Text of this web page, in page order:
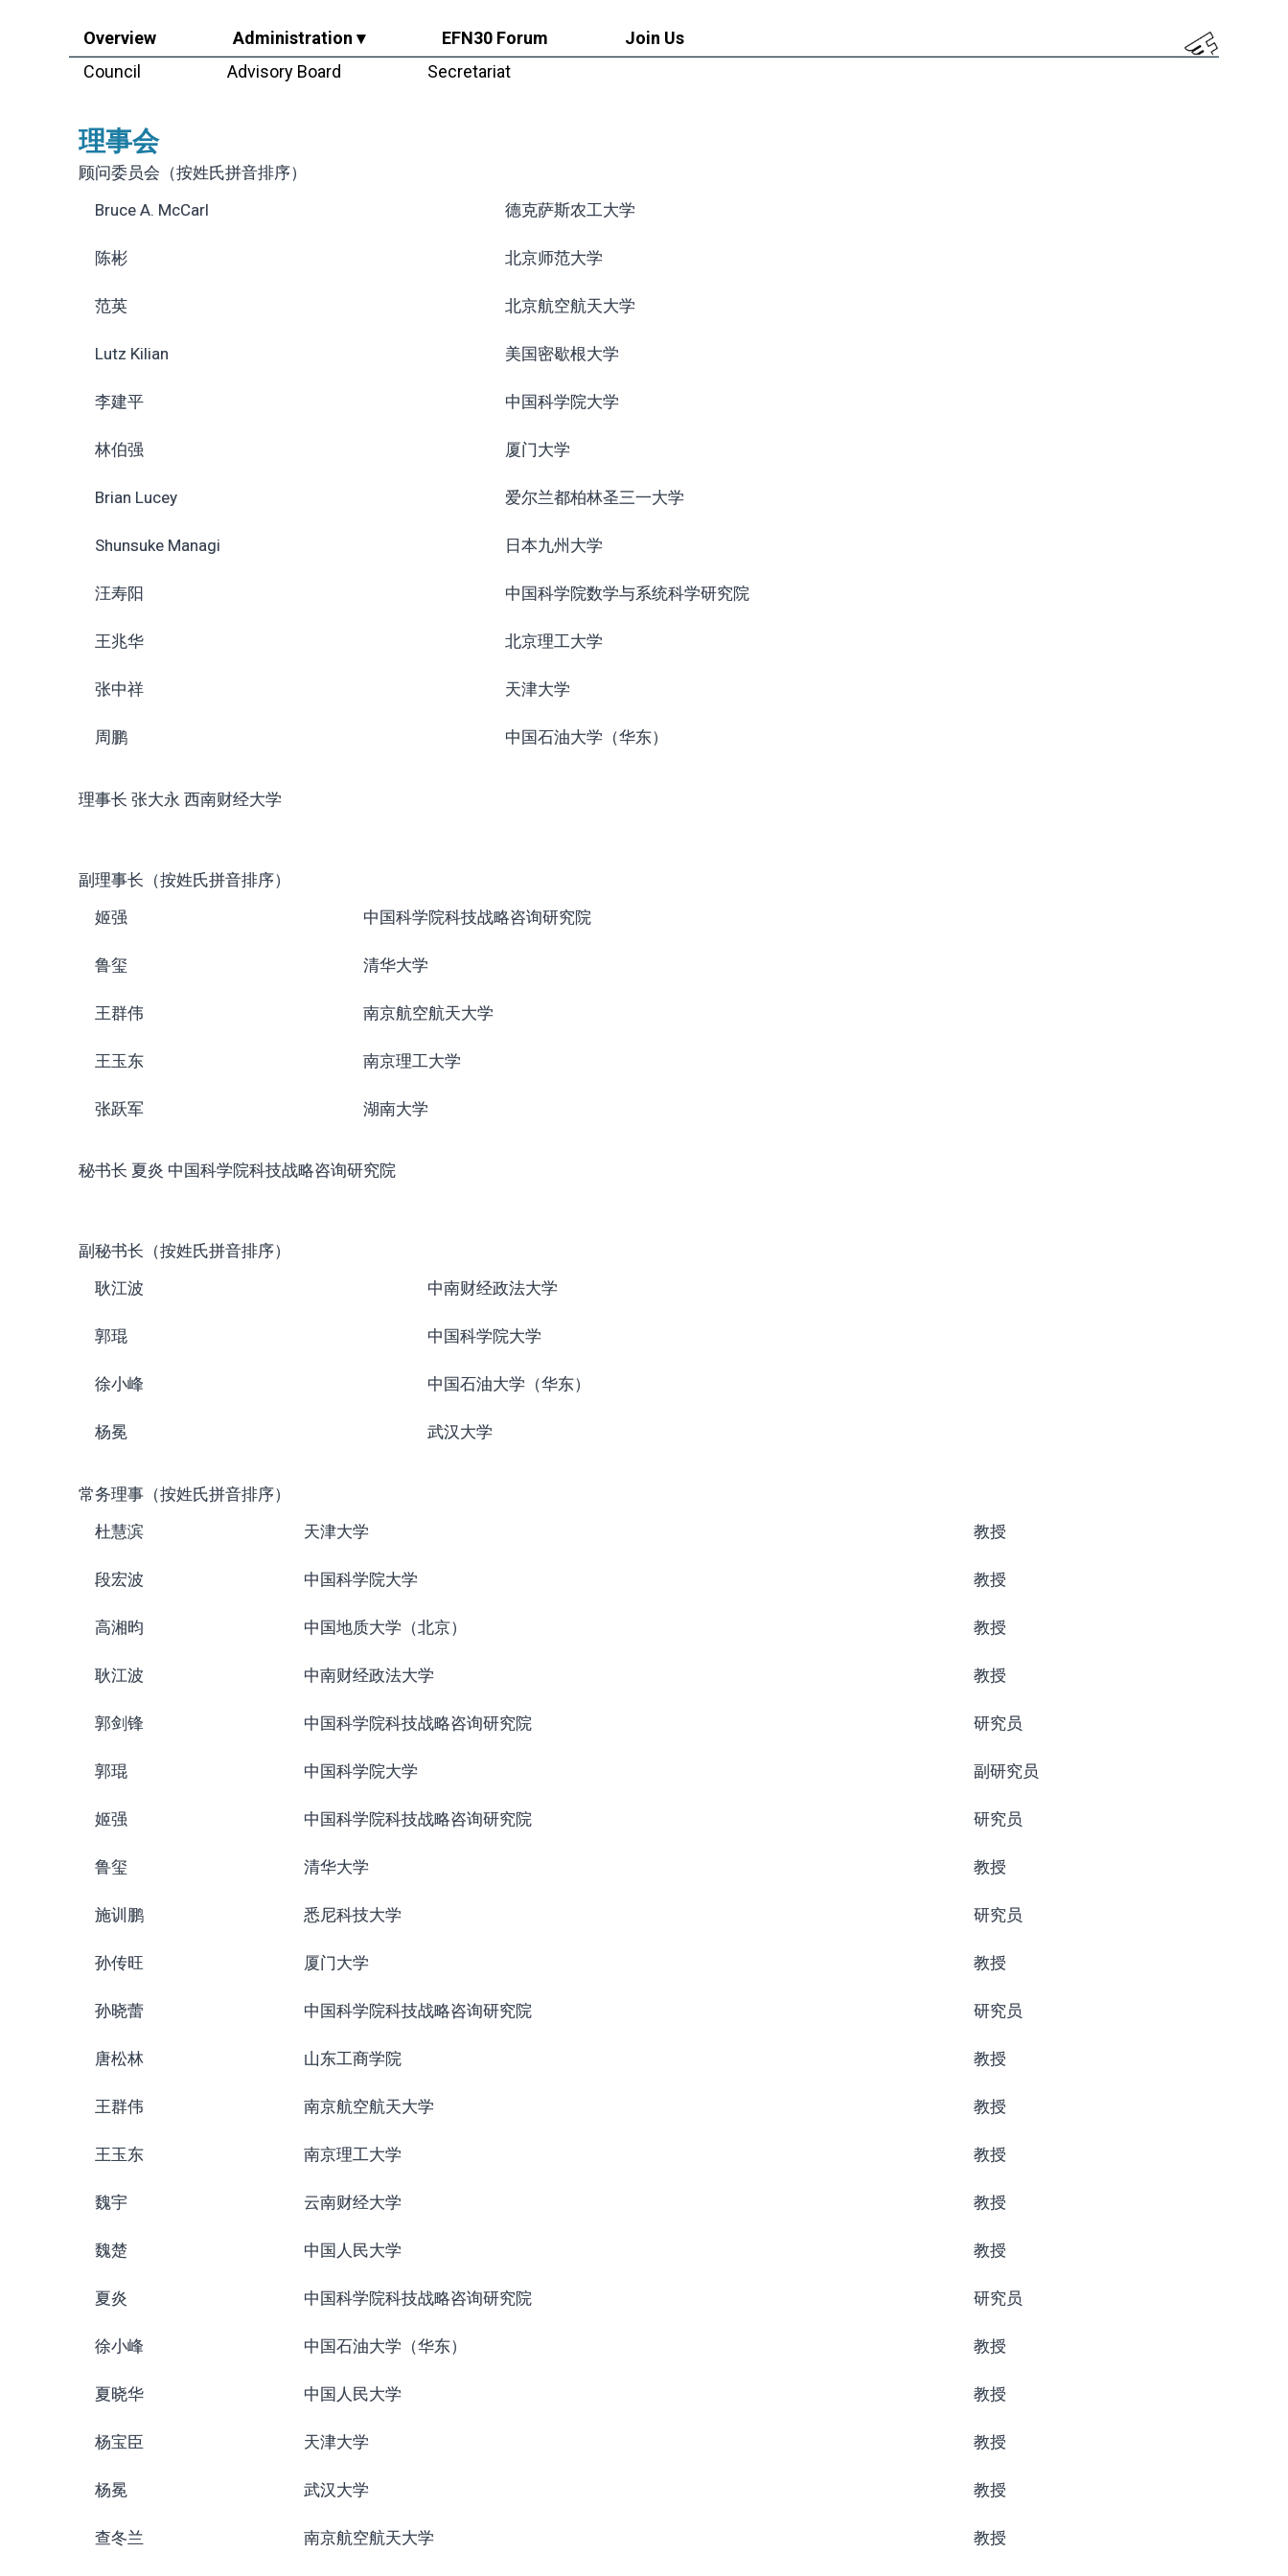
Overview Administration ▾ EFN30 Forum
Join Us
Council
Advisory Board Secretariat
理事会​
顾问委员会（按姓氏拼音排序）
Bruce A. McCarl
德克萨斯农工大学
陈彬 北京师范大学
范英 北京航空航天大学
Lutz Kilian 美国密歇根大学
李建平 中国科学院大学
林伯强 厦门大学
Brian Lucey 爱尔兰都柏林圣三一大学
Shunsuke Managi 日本九州大学
汪寿阳 中国科学院数学与系统科学研究院
王兆华 北京理工大学
张中祥 天津大学
周鹏 中国石油大学（华东）
理事长 张大永 西南财经大学
副理事长（按姓氏拼音排序）
姬强
中国科学院科技战略咨询研究院
鲁玺 清华大学
王群伟 南京航空航天大学
王玉东 南京理工大学
张跃军 湖南大学
秘书长 夏炎 中国科学院科技战略咨询研究院
副秘书长（按姓氏拼音排序）
耿江波
中南财经政法大学
郭琨 中国科学院大学
徐小峰 中国石油大学（华东）
杨冕 武汉大学
常务理事（按姓氏拼音排序）
杜慧滨
天津大学 教授
段宏波 中国科学院大学 教授
高湘昀 中国地质大学（北京） 教授
耿江波 中南财经政法大学 教授
郭剑锋 中国科学院科技战略咨询研究院 研究员
郭琨 中国科学院大学 副研究员
姬强 中国科学院科技战略咨询研究院 研究员
鲁玺 清华大学 教授
施训鹏 悉尼科技大学 研究员
孙传旺 厦门大学 教授
孙晓蕾 中国科学院科技战略咨询研究院 研究员
唐松林 山东工商学院 教授
王群伟 南京航空航天大学 教授
王玉东 南京理工大学 教授
魏宇 云南财经大学 教授
魏楚 中国人民大学 教授
夏炎 中国科学院科技战略咨询研究院 研究员
徐小峰 中国石油大学（华东） 教授
夏晓华 中国人民大学 教授
杨宝臣 天津大学 教授
杨冕 武汉大学 教授
查冬兰 南京航空航天大学 教授